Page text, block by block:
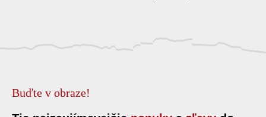
Buďte v obraze!